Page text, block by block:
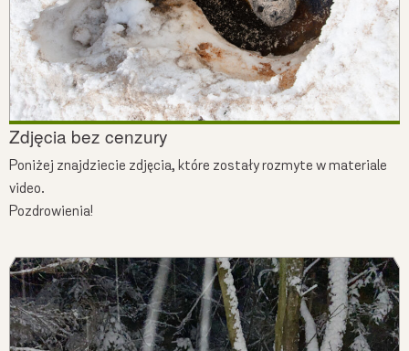
Zdjęcia bez cenzury
Poniżej znajdziecie zdjęcia, które zostały rozmyte w materiale
video.
Pozdrowienia!